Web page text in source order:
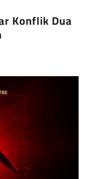
Konflik Dua